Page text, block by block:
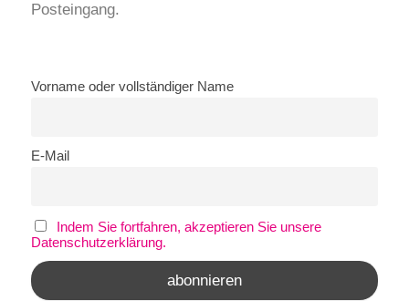
Posteingang.
Vorname oder vollständiger Name
E-Mail
Indem Sie fortfahren, akzeptieren Sie unsere
Datenschutzerklärung.